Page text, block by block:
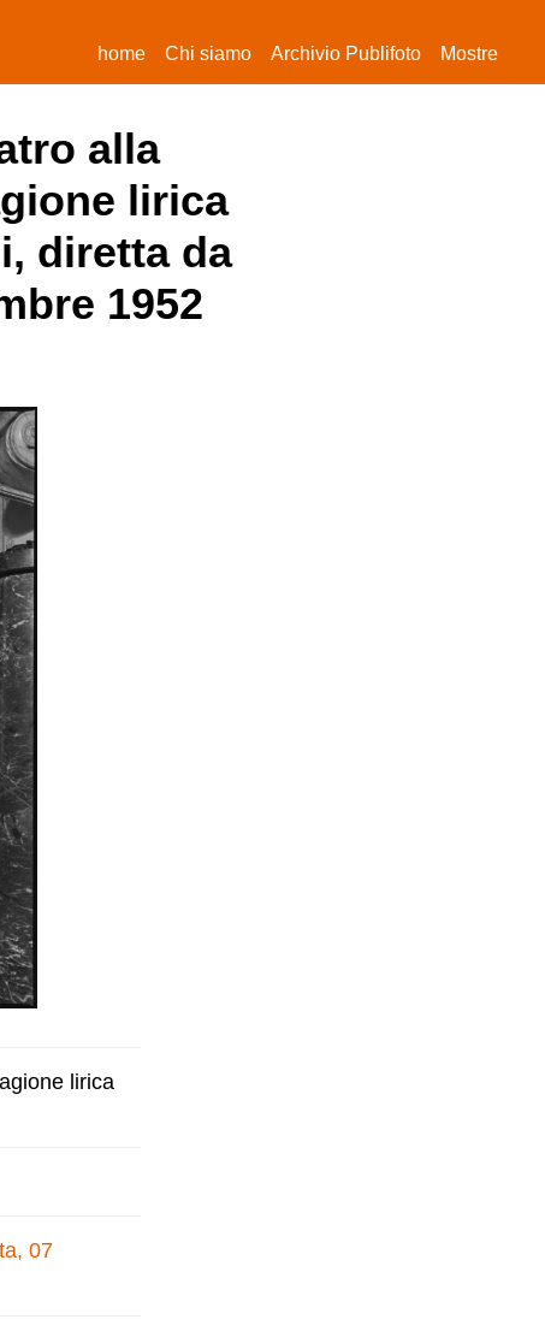
home(current)
Chi siamo Archivio Publifoto Mostre
alla
lirica
diretta da
1952
lirica
07